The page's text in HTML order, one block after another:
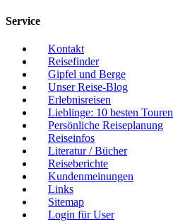
Service
Kontakt
Reisefinder
Gipfel und Berge
Unser Reise-Blog
Erlebnisreisen
Lieblinge: 10 besten Touren
Persönliche Reiseplanung
Reiseinfos
Literatur / Bücher
Reiseberichte
Kundenmeinungen
Links
Sitemap
Login für User